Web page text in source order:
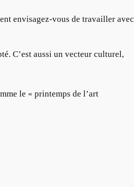
envisagez-vous de travailler avec
C’est aussi un vecteur culturel,
le « printemps de l’art